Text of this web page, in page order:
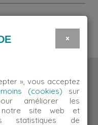
×
», vous acceptez
(cookies) sur
améliorer les
notre site web et
statistiques de